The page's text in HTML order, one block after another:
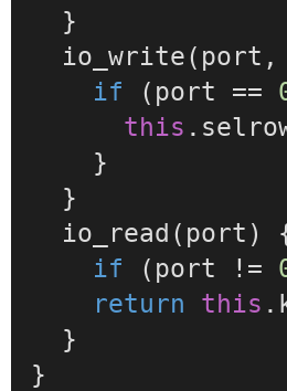
io_write( port,
if (port ==
this .
io_read ( port )
if (port !=
return
this .
}